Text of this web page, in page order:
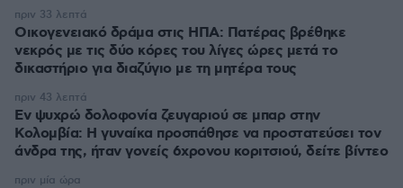
Οικογενειακό δράμα στις ΗΠΑ: Πατέρας βρέθηκε
νεκρός με τις δύο κόρες του λίγες ώρες μετά το
δικαστήριο για διαζύγιο με τη μητέρα τους
πριν 33 λεπτά
Εν ψυχρώ δολοφονία ζευγαριού σε μπαρ στην
Κολομβία: Η γυναίκα προσπάθησε να προστατεύσει τον
άνδρα της, ήταν γονείς 6χρονου κοριτσιού, δείτε βίντεο
πριν 43 λεπτά
πριν μία ώρα